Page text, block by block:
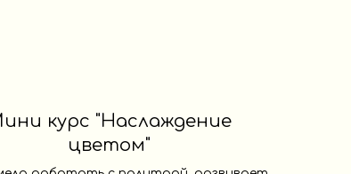
курс "Наслаждение
цветом"